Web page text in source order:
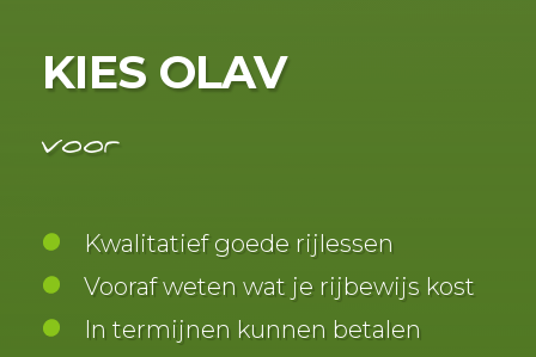
KIES OLAV
voor
Kwalitatief goede rijlessen
Vooraf weten wat je rijbewijs kost
In termijnen kunnen betalen